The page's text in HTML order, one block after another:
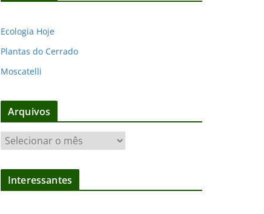
Ecologia Hoje
Plantas do Cerrado
Moscatelli
Arquivos
r
q
Interessantes